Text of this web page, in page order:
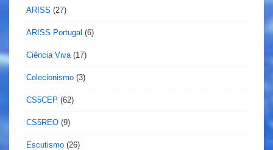
ARISS (27)
ARISS Portugal (6)
Ciência Viva (17)
Colecionismo (3)
CS5CEP (62)
CS5REO (9)
Escutismo (26)